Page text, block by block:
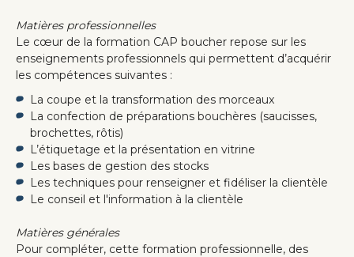
Matières professionnelles
Le cœur de la formation CAP boucher repose sur les
enseignements professionnels qui permettent d’acquérir
les compétences suivantes :
La coupe et la transformation des morceaux
La confection de préparations bouchères (saucisses,
brochettes, rôtis)
L’étiquetage et la présentation en vitrine
Les bases de gestion des stocks
Les techniques pour renseigner et fidéliser la clientèle
Le conseil et l'information à la clientèle
Matières générales
Pour compléter, cette formation professionnelle, des